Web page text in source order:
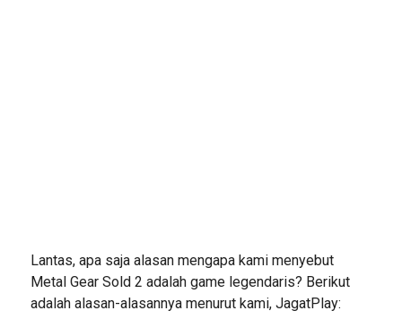
Lantas, apa saja alasan mengapa kami menyebut
Metal Gear Sold 2 adalah game legendaris? Berikut
adalah alasan-alasannya menurut kami, JagatPlay: